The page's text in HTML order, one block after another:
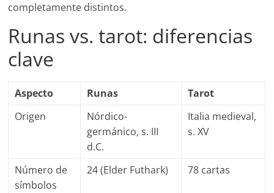
completamente distintos.
Runas vs. tarot: diferencias
clave
Aspecto Runas
Tarot
Origen
Nórdico-
germánico, s. III
d.C.
Italia medieval,
s. XV
Número de
símbolos
24 (Elder Futhark) 78 cartas